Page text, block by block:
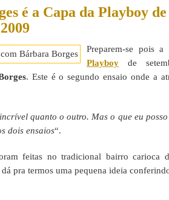
é a Capa da Playboy de
Preparem-se pois a
Playboy de
. Este é o segundo ensaio onde a
quanto o outro. Mas o que eu
dois ensaios“.
feitas no tradicional bairro carioca
pra termos uma pequena ideia